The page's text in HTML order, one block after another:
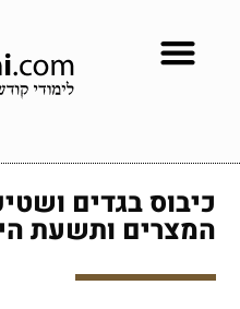
כיבוס בגדים
המצרים ותשעת